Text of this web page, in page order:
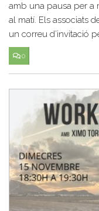
amb una pausa per a
al matí. Els associats
un correu d’invitació
0